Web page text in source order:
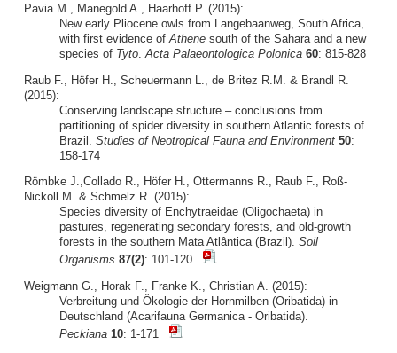
Pavia M., Manegold A., Haarhoff P. (2015):
New early Pliocene owls from Langebaanweg, South Africa,
with first evidence of Athenesouth of the Sahara and a new
species of Tyto. Acta Palaeontologica Polonica 60: 815-828
Raub F., Höfer H., Scheuermann L., de Britez R.M. & Brandl R.
(2015):
Conserving landscape structure – conclusions from
partitioning of spider diversity in southern Atlantic forests of
Brazil. Studies of Neotropical Fauna and Environment 50:
158-174
Römbke J.,Collado R., Höfer H., Ottermanns R., Raub F., Roß-
Nickoll M. & Schmelz R. (2015):
Species diversity of Enchytraeidae (Oligochaeta) in
pastures, regenerating secondary forests, and old-growth
forests in the southern Mata Atlântica (Brazil). Soil
Organisms 87(2): 101-120
Weigmann G., Horak F., Franke K., Christian A. (2015):
Verbreitung und Ökologie der Hornmilben (Oribatida) in
Deutschland (Acarifauna Germanica - Oribatida).
Peckiana 10: 1-171